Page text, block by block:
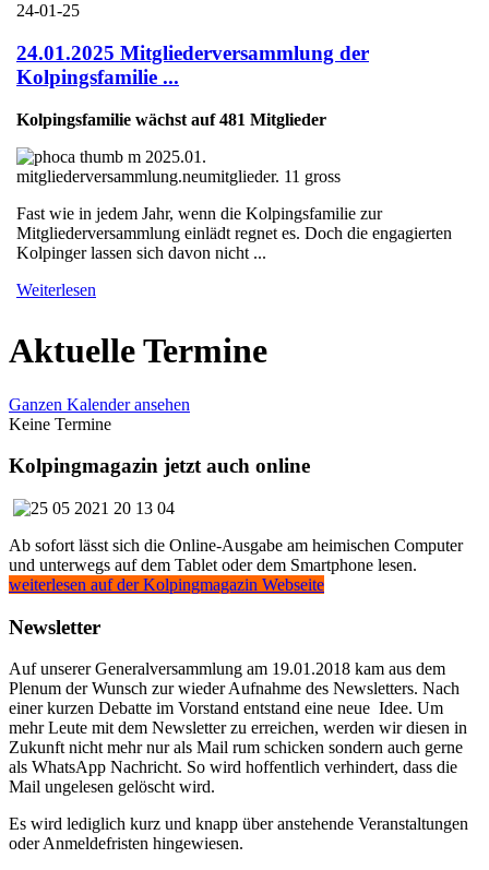
24-01-25
24.01.2025 Mitgliederversammlung der
Kolpingsfamilie ...
Kolpingsfamilie wächst auf 481 Mitglieder
Fast wie in jedem Jahr, wenn die Kolpingsfamilie zur
Mitgliederversammlung einlädt regnet es. Doch die engagierten
Kolpinger lassen sich davon nicht ...
Weiterlesen
Aktuelle Termine
Ganzen Kalender ansehen
Keine Termine
Kolpingmagazin jetzt auch online
Ab sofort lässt sich die Online-Ausgabe am heimischen Computer
und unterwegs auf dem Tablet oder dem Smartphone lesen.
weiterlesen auf der Kolpingmagazin Webseite
Newsletter
Auf unserer Generalversammlung am 19.01.2018 kam aus dem
Plenum der Wunsch zur wieder Aufnahme des Newsletters. Nach
einer kurzen Debatte im Vorstand entstand eine neue Idee. Um
mehr Leute mit dem Newsletter zu erreichen, werden wir diesen in
Zukunft nicht mehr nur als Mail rum schicken sondern auch gerne
als WhatsApp Nachricht. So wird hoffentlich verhindert, dass die
Mail ungelesen gelöscht wird.
Es wird lediglich kurz und knapp über anstehende Veranstaltungen
oder Anmeldefristen hingewiesen.